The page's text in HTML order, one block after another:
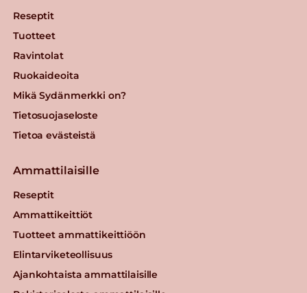
Reseptit
Tuotteet
Ravintolat
Ruokaideoita
Mikä Sydänmerkki on?
Tietosuojaseloste
Tietoa evästeistä
Ammattilaisille
Reseptit
Ammattikeittiöt
Tuotteet ammattikeittiöön
Elintarviketeollisuus
Ajankohtaista ammattilaisille